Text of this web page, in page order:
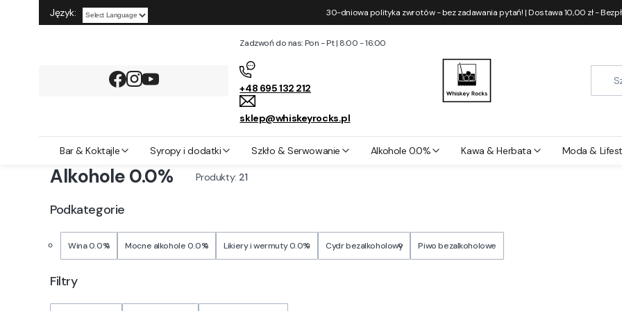
Język:
Powered by
30-dniowa polityka zwrotów - bez zadawania pytań! | Dostawa 10,00 zł -
Zadzwoń do nas: Pon - Pt | 8:00 - 16:00
+48 695 132 212
sklep@whiskeyrocks.pl
Bar & Koktajle Syropy i dodatki Szkło & Serwowanie Alkohole 0.0% Kawa & Herbata Moda &
Whiskey Rocks Alkohole 0.0%
Alkohole 0.0% Produkty: 21
Podkategorie
Wina 0.0% Mocne alkohole 0.0% Likiery i wermuty 0.0% Cydr bezalkoholowy Piwo bezalkoholowe
Filtry